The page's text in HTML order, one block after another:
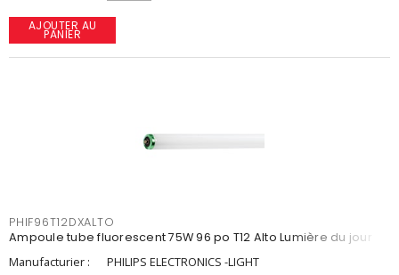
AJOUTER AU
PANIER
PHIF96T12DXALTO
Ampoule tube fluorescent 75W 96 po T12 Alto Lumière du jour
Manufacturier :
PHILIPS ELECTRONICS -LIGHT